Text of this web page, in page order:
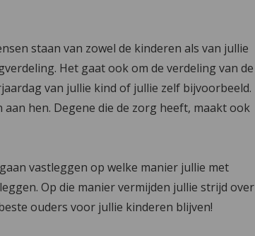
staan van zowel de kinderen als van jullie
Het gaat ook om de verdeling van de
van jullie kind of jullie zelf bijvoorbeeld.
hen. Degene die de zorg heeft, maakt ook
vastleggen op welke manier jullie met
Op die manier vermijden jullie strijd over
ouders voor jullie kinderen blijven!